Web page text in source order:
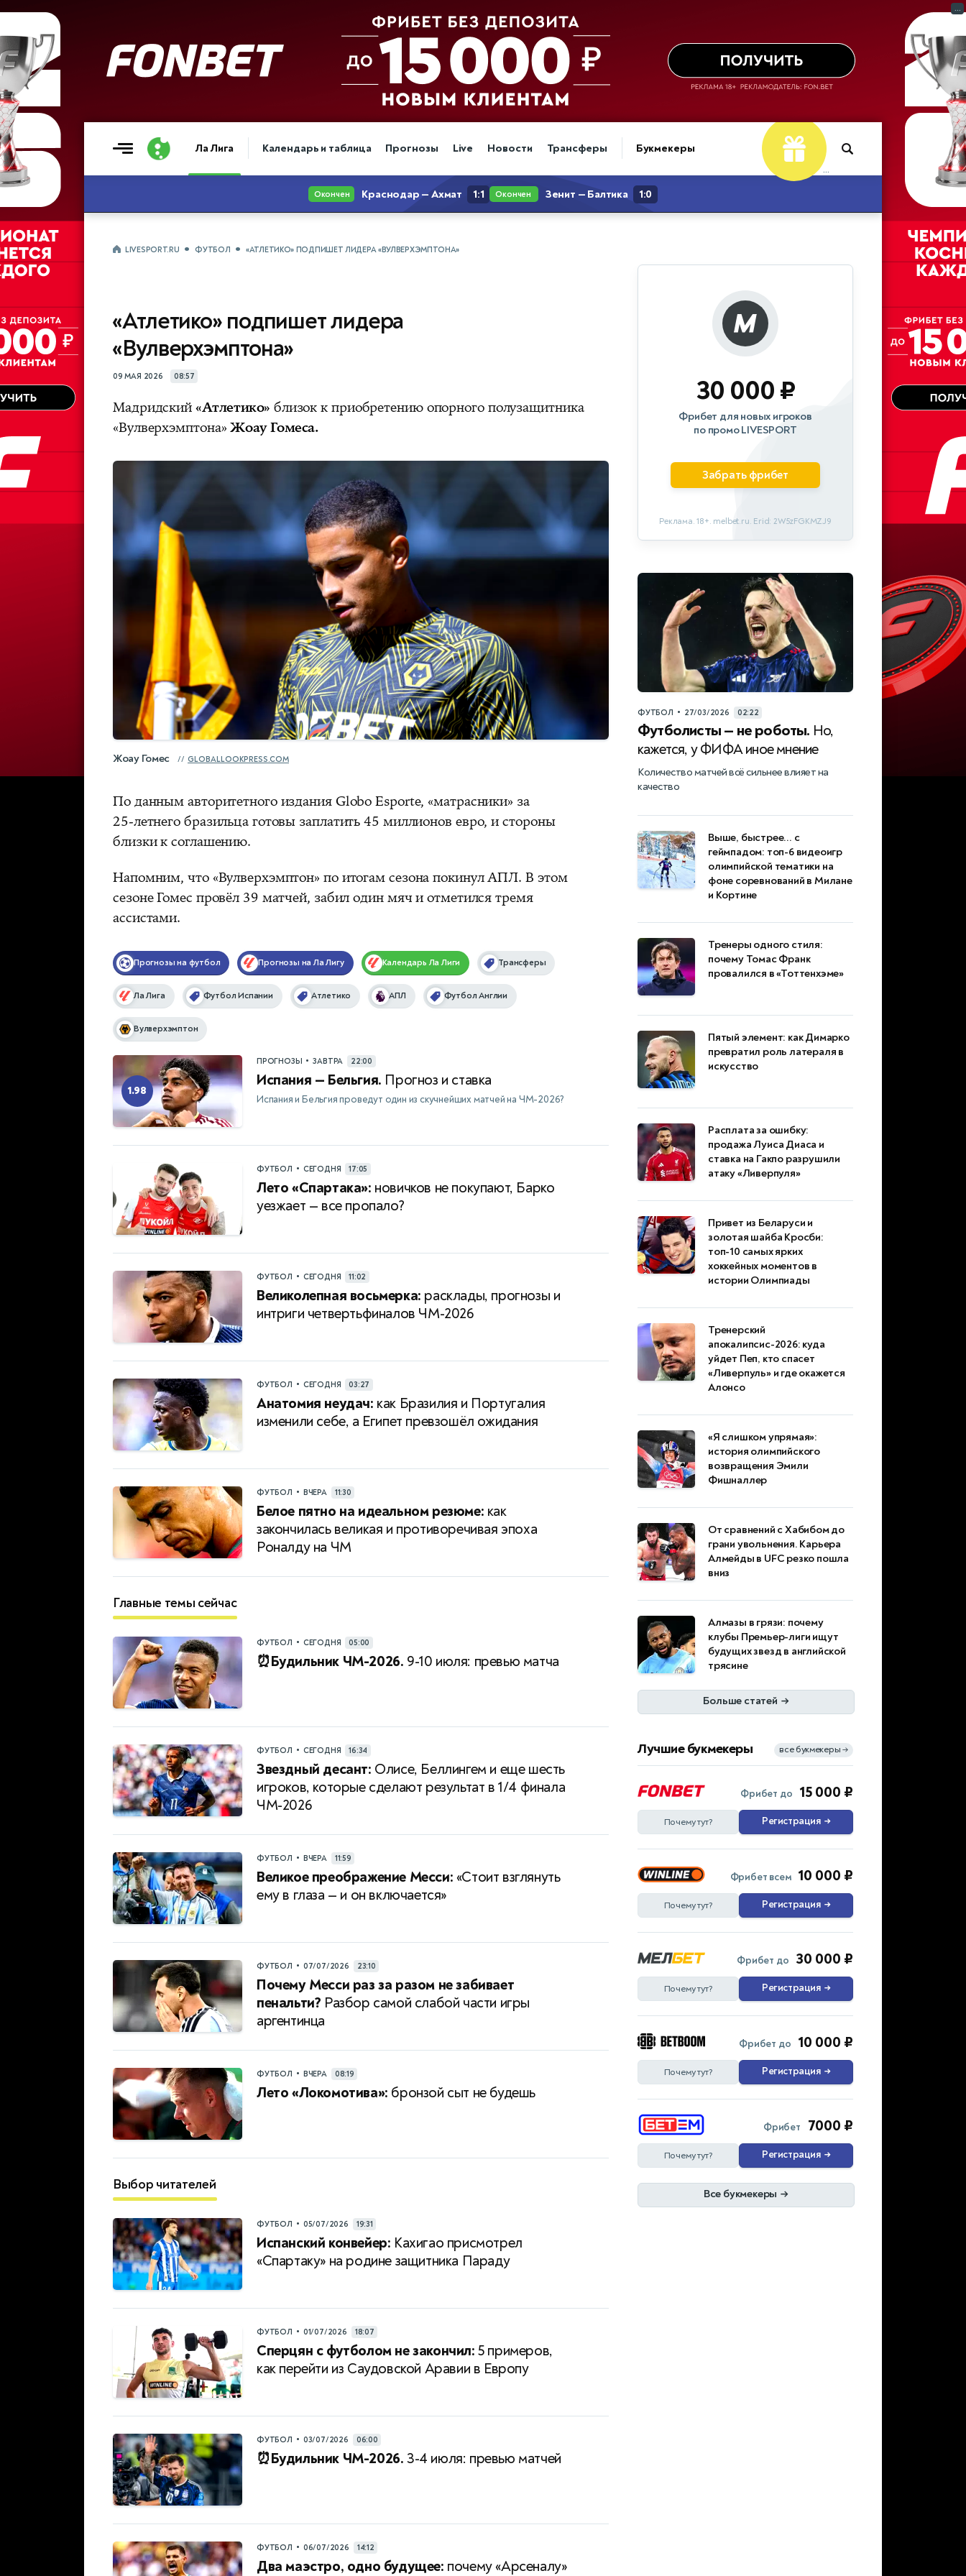
Ла Лига Календарь и таблица Прогнозы Live Новости Трансферы Букмекеры
...
LIVESPORT.RU ФУТБОЛ «АТЛЕТИКО» ПОДПИШЕТ ЛИДЕРА «ВУЛВЕРХЭМПТОНА»
«Атлетико» подпишет лидера
«Вулверхэмптона»
09 МАЯ 2026 08:57
Мадридский«Атлетико» близок к приобретению опорного полузащитника
«Вулверхэмптона»Жоау Гомеса.
Жоау Гомес GLOBALLOOKPRESS.COM
По данным авторитетного издания Globo Esporte, «матрасники» за
25‑летнего бразильца готовы заплатить 45 миллионов евро, и стороны
близки к соглашению.
Напомним, что «Вулверхэмптон» по итогам сезона покинул АПЛ. В этом
сезоне Гомес провёл 39 матчей, забил один мяч и отметился тремя
ассистами.
Прогнозы на футбол Прогнозы на Ла Лигу Календарь Ла Лиги Трансферы
Ла Лига Футбол Испании Атлетико АПЛ Футбол Англии
Вулверхэмптон
1.98
ПРОГНОЗЫ • ЗАВТРА 22:00
Испания — Бельгия. Прогноз и ставка
Испания и Бельгия проведут один из скучнейших матчей на ЧМ-2026?
ФУТБОЛ • СЕГОДНЯ 17:05
Лето «Спартака»: новичков не покупают, Барко
уезжает — все пропало?
ФУТБОЛ • СЕГОДНЯ 11:02
Великолепная восьмерка: расклады, прогнозы и
интриги четвертьфиналов ЧМ-2026
ФУТБОЛ • СЕГОДНЯ 03:27
Анатомия неудач: как Бразилия и Португалия
изменили себе, а Египет превзошёл ожидания
ФУТБОЛ • ВЧЕРА 11:30
Белое пятно на идеальном резюме: как
закончилась великая и противоречивая эпоха
Роналду на ЧМ
Главные темы сейчас
ФУТБОЛ • СЕГОДНЯ 05:00
⏰Будильник ЧМ-2026. 9-10 июля: превью матча
ФУТБОЛ • СЕГОДНЯ 16:34
Звездный десант: Олисе, Беллингем и еще шесть
игроков, которые сделают результат в 1/4 финала
ЧМ-2026
ФУТБОЛ • ВЧЕРА 11:59
Великое преображение Месси: «Стоит взглянуть
ему в глаза — и он включается»
ФУТБОЛ • 07/07/2026 23:10
Почему Месси раз за разом не забивает
пенальти? Разбор самой слабой части игры
аргентинца
ФУТБОЛ • ВЧЕРА 08:19
Лето «Локомотива»: бронзой сыт не будешь
Выбор читателей
ФУТБОЛ • 05/07/2026 19:31
Испанский конвейер: Кахигао присмотрел
«Спартаку» на родине защитника Параду
ФУТБОЛ • 01/07/2026 18:07
Сперцян с футболом не закончил: 5 примеров,
как перейти из Саудовской Аравии в Европу
ФУТБОЛ • 03/07/2026 06:00
⏰Будильник ЧМ-2026. 3-4 июля: превью матчей
ФУТБОЛ • 06/07/2026 14:12
Два маэстро, одно будущее: почему «Арсеналу»
30 000 ₽
Фрибет для новых игроков
по промо LIVESPORT
Забрать фрибет
Реклама. 18+. melbet.ru. Erid: 2W5zFGKMZJ9
ФУТБОЛ • 27/03/2026 02:22
Футболисты — не роботы. Но,
кажется, у ФИФА иное мнение
Количество матчей всё сильнее влияет на
качество
Выше, быстрее... с
геймпадом: топ-6 видеоигр
олимпийской тематики на
фоне соревнований в Милане
и Кортине
Тренеры одного стиля:
почему Томас Франк
провалился в «Тоттенхэме»
Пятый элемент: как Димарко
превратил роль латераля в
искусство
Расплата за ошибку:
продажа Луиса Диаса и
ставка на Гакпо разрушили
атаку «Ливерпуля»
Привет из Беларуси и
золотая шайба Кросби:
топ-10 самых ярких
хоккейных моментов в
истории Олимпиады
Тренерский
апокалипсис-2026: куда
уйдет Пеп, кто спасет
«Ливерпуль» и где окажется
Алонсо
«Я слишком упрямая»:
история олимпийского
возвращения Эмили
Фишналлер
От сравнений с Хабибом до
грани увольнения. Карьера
Алмейды в UFC резко пошла
вниз
Алмазы в грязи: почему
клубы Премьер-лиги ищут
будущих звезд в английской
трясине
Больше статей →
Лучшие букмекеры все букмекеры →
Фрибет до 15 000 ₽
Почему тут? Регистрация →
Фрибет всем 10 000 ₽
Почему тут? Регистрация →
Фрибет до 30 000 ₽
Почему тут? Регистрация →
Фрибет до 10 000 ₽
Почему тут? Регистрация →
Фрибет 7000 ₽
Почему тут? Регистрация →
Все букмекеры →
...